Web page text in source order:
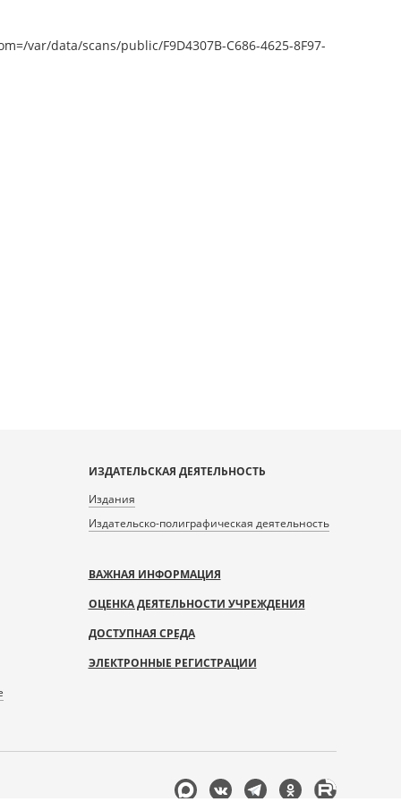
var/data/scans/public/F9D4307B-C686-4625-8F97-
ИЗДАТЕЛЬСКАЯ ДЕЯТЕЛЬНОСТЬ
Издания
Издательско-полиграфическая деятельность
ВАЖНАЯ ИНФОРМАЦИЯ
ОЦЕНКА ДЕЯТЕЛЬНОСТИ УЧРЕЖДЕНИЯ
ДОСТУПНАЯ СРЕДА
ЭЛЕКТРОННЫЕ РЕГИСТРАЦИИ